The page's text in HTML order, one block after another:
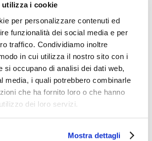
i cookie
per personalizzare contenuti ed
funzionalità dei social media e per
traffico. Condividiamo inoltre
in cui utilizza il nostro sito con i
si occupano di analisi dei dati web,
media, i quali potrebbero combinarle
che ha fornito loro o che hanno
dei loro servizi.
Mostra dettagli
innovativa in grado di
per le aziende in misura